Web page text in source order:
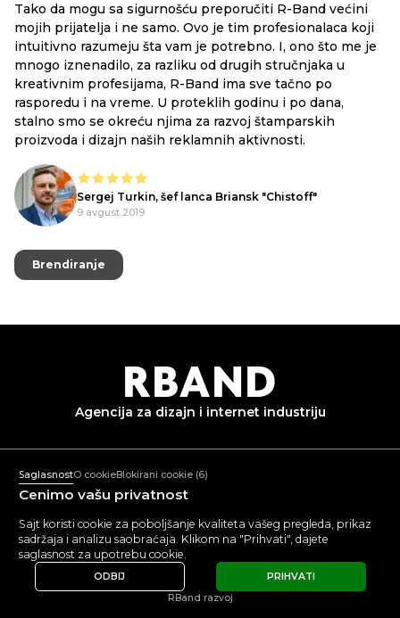
Tako da mogu sa sigurnošću preporučiti R-Band većini
mojih prijatelja i ne samo. Ovo je tim profesionalaca koji
intuitivno razumeju šta vam je potrebno. I, ono što me je
mnogo iznenadilo, za razliku od drugih stručnjaka u
kreativnim profesijama, R-Band ima sve tačno po
rasporedu i na vreme. U proteklih godinu i po dana,
stalno smo se okreću njima za razvoj štamparskih
proizvoda i dizajn naših reklamnih aktivnosti.
Sergej Turkin, šef lanca Briansk "Chistoff"
9 avgust 2019
Brendiranje
Brendiranje
RBAND
Agencija za dizajn i internet industriju
Pon-Pet: 10:00-18:00
mail@rband.pro
POGLEDAJTE
RECENZIJE
SaglasnostO cookieBlokirani cookie (6)
Cenimo vašu privatnost
Sajt koristi cookie za poboljšanje kvaliteta vašeg pregleda, prikaz
sadržaja i analizu saobraćaja. Klikom na "Prihvati", dajete
saglasnost za upotrebu cookie.
PRIHVATI
ODBIJ
RBand razvoj